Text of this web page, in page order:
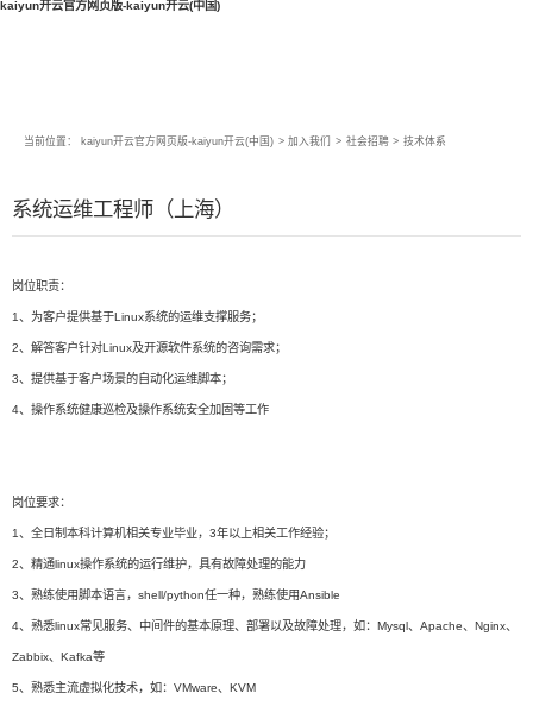
kaiyun开云官方网页版-kaiyun开云(中国)
当前位置： kaiyun开云官方网页版-kaiyun开云(中国) > 加入我们 > 社会招聘 > 技术体系
系统运维工程师（上海）
岗位职责：
1、为客户提供基于Linux系统的运维支撑服务；
2、解答客户针对Linux及开源软件系统的咨询需求；
3、提供基于客户场景的自动化运维脚本；
4、操作系统健康巡检及操作系统安全加固等工作
岗位要求：
1、全日制本科计算机相关专业毕业，3年以上相关工作经验；
2、精通linux操作系统的运行维护，具有故障处理的能力
3、熟练使用脚本语言，shell/python任一种，熟练使用Ansible
4、熟悉linux常见服务、中间件的基本原理、部署以及故障处理，如：Mysql、Apache、Nginx、
Zabbix、Kafka等
5、熟悉主流虚拟化技术，如：VMware、KVM